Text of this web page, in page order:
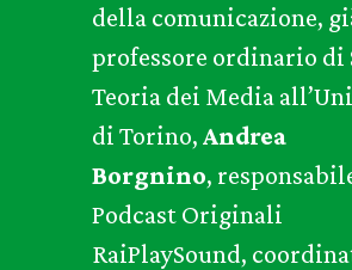
della comunicazione,
professore ordinario di
Teoria dei Media
di Torino,Andrea
Borgnino,
Podcast Originali
RaiPlaySound,